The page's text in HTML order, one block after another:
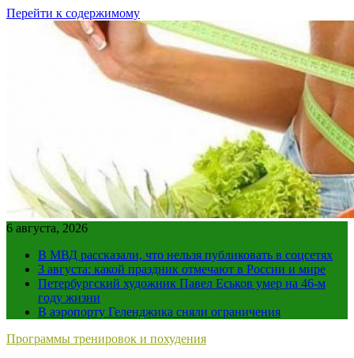
Перейти к содержимому
6 августа, 2026
В МВД рассказали, что нельзя публиковать в соцсетях
3 августа: какой праздник отмечают в России и мире
Петербургский художник Павел Еськов умер на 46-м
году жизни
В аэропорту Геленджика сняли ограничения
Программы тренировок и похудения